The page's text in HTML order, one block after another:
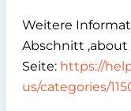
Weitere
Abschnitt ‚about
Seite: https://
us/categories/